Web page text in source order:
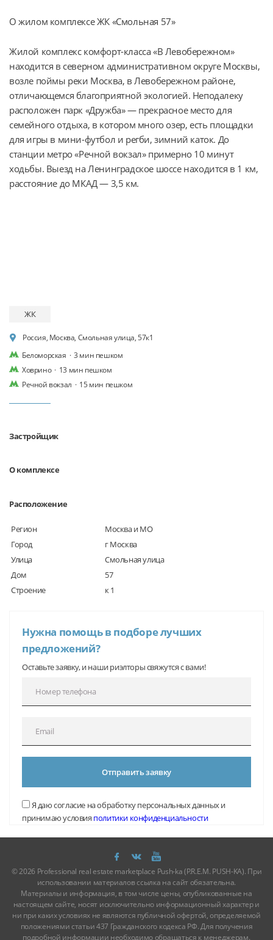
О жилом комплексе ЖК «Смольная 57»
Жилой комплекс комфорт-класса «В Левобережном»
находится в северном административном округе Москвы,
возле поймы реки Москва, в Левобережном районе,
отличающемся благоприятной экологией. Неподалеку
расположен парк «Дружба» — прекрасное место для
семейного отдыха, в котором много озер, есть площадки
для игры в мини-футбол и регби, зимний каток. До
станции метро «Речной вокзал» примерно 10 минут
ходьбы. Выезд на Ленинградское шоссе находится в 1 км,
расстояние до МКАД — 3,5 км.
ЖК
Россия, Москва, Смольная улица, 57к1
Беломорская · 3 мин пешком
Ховрино · 13 мин пешком
Речной вокзал · 15 мин пешком
Застройщик
О комплексе
Расположение
Регион
Москва и МО
Город
г Москва
Улица
Смольная улица
Дом
57
Строение
к 1
Нужна помощь в подборе лучших
предложений?
Оставьте заявку, и наши риэлторы свяжутся с вами!
Отправить заявку
Я даю согласие на обработку персональных данных и
принимаю условия политики конфиденциальности
© 2026 Professional real estate marketplace Push-ka (P.R.E.M. PUSH-KA). При
использовании материалов ссылка на сайт обязательна.
Материалы и информация, в том числе цены, опубликованные на
настоящем сайте, носят исключительно информационный характер и
ни при каких условиях не являются публичной офертой, определяемой
положениями статьи 437 Гражданского кодекса РФ. Для получения
подробной информации необходимо обращаться к менеджерам.